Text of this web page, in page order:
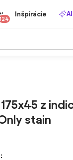
124
Inšpirácie
z
stain